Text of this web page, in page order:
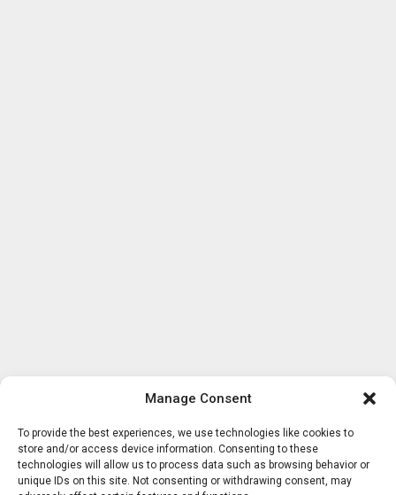
Manage Consent
To provide the best experiences, we use technologies like cookies to
store and/or access device information. Consenting to these
technologies will allow us to process data such as browsing behavior or
unique IDs on this site. Not consenting or withdrawing consent, may